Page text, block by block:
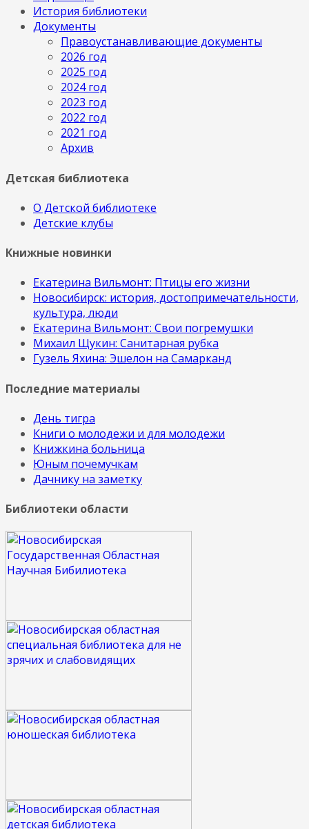
История библиотеки
Документы
Правоустанавливающие документы
2026 год
2025 год
2024 год
2023 год
2022 год
2021 год
Архив
Детская библиотека
О Детской библиотеке
Детские клубы
Книжные новинки
Екатерина Вильмонт: Птицы его жизни
Новосибирск: история, достопримечательности,
культура, люди
Екатерина Вильмонт: Свои погремушки
Михаил Щукин: Санитарная рубка
Гузель Яхина: Эшелон на Самарканд
Последние материалы
День тигра
Книги о молодежи и для молодежи
Книжкина больница
Юным почемучкам
Дачнику на заметку
Библиотеки области